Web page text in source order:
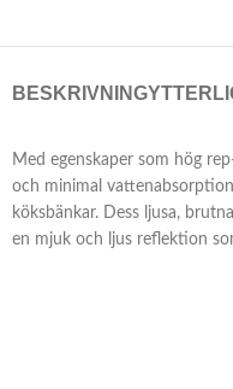
BESKRIVNING
Med egenskaper som hög
och minimal
köksbänkar. Dess ljusa,
en mjuk och ljus reflektion